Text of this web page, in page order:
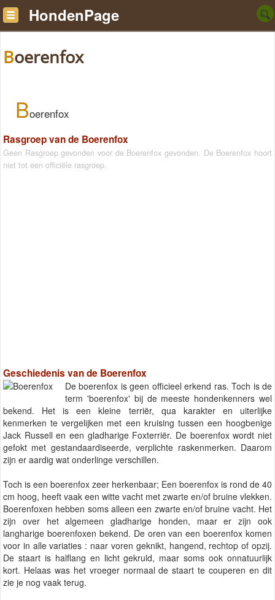
HondenPage
Boerenfox
Boerenfox
Rasgroep van de Boerenfox
Geen Rasgroep gevonden voor de Boerenfox gevonden. De Boerenfox hoort
niet tot een officiële rasgroep.
Geschiedenis van de Boerenfox
De boerenfox is geen officieel erkend ras. Toch is de
term 'boerenfox' bij de meeste hondenkenners wel
bekend. Het is een kleine terriër, qua karakter en uiterlijke
kenmerken te vergelijken met een kruising tussen een hoogbenige
Jack Russell en een gladharige Foxterriër. De boerenfox wordt niet
gefokt met gestandaardiseerde, verplichte raskenmerken. Daarom
zijn er aardig wat onderlinge verschillen.
Toch is een boerenfox zeer herkenbaar; Een boerenfox is rond de 40
cm hoog, heeft vaak een witte vacht met zwarte en/of bruine vlekken.
Boerenfoxen hebben soms alleen een zwarte en/of bruine vacht. Het
zijn over het algemeen gladharige honden, maar er zijn ook
langharige boerenfoxen bekend. De oren van een boerenfox komen
voor in alle variaties : naar voren geknikt, hangend, rechtop of opzij.
De staart is halflang en licht gekruld, maar soms ook onnatuurlijk
kort. Helaas was het vroeger normaal de staart te couperen en dit
zie je nog vaak terug.